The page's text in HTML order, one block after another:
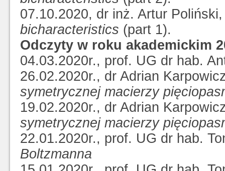
07.10.2020, dr inż. Artur
bicharacteristics (part 1).
Odczyty w roku akademickim
04.03.2020r., prof. UG dr hab.
26.02.2020r., dr Adrian
symetrycznej macierzy
19.02.2020r., dr Adrian
symetrycznej macierzy
22.01.2020r., prof. UG dr hab.
Boltzmanna